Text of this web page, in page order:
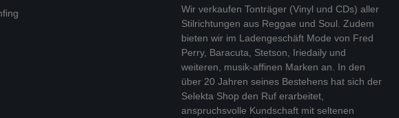
Wir verkaufen Tonträger (Vinyl und CDs) aller
Stilrichtungen aus Reggae und Soul. Zudem
bieten wir im Ladengeschäft Mode von Fred
Perry, Baracuta, Stetson, Iriedaily und
weiteren, musik-affinen Marken an. In den
über 20 Jahren seines Bestehens hat sich der
Selekta Shop den Ruf erarbeitet,
anspruchsvolle Kundschaft mit seltenen